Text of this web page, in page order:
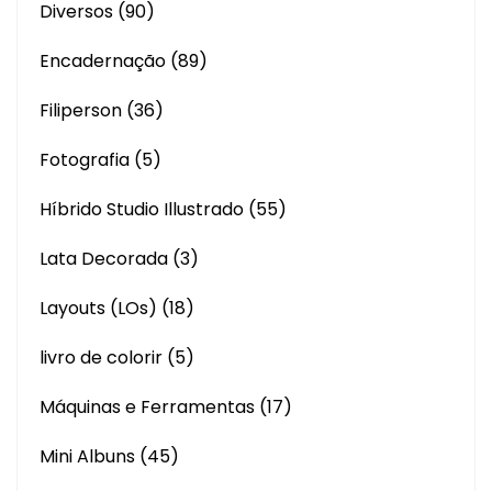
Diversos (90)
Encadernação (89)
Filiperson (36)
Fotografia (5)
Híbrido Studio Illustrado (55)
Lata Decorada (3)
Layouts (LOs) (18)
livro de colorir (5)
Máquinas e Ferramentas (17)
Mini Albuns (45)